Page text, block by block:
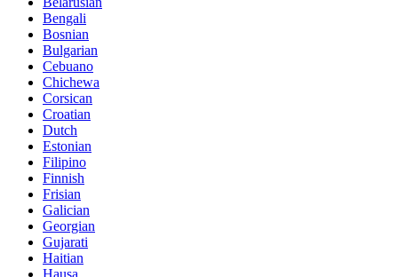
Bengali
Bosnian
Bulgarian
Cebuano
Chichewa
Corsican
Croatian
Dutch
Estonian
Filipino
Finnish
Frisian
Galician
Georgian
Gujarati
Haitian